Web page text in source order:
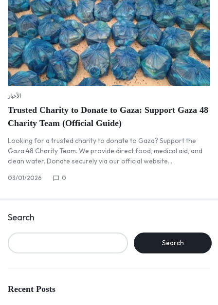
الأخبار
Trusted Charity to Donate to Gaza: Support Gaza 48
Charity Team (Official Guide)
Looking for a trusted charity to donate to Gaza? Support the
Gaza 48 Charity Team. We provide direct food, medical aid, and
clean water. Donate securely via our official website…
03/01/2026 0
Search
Search
Recent Posts